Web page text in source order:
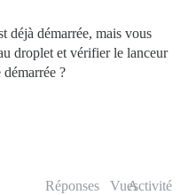
déjà démarrée, mais vous
droplet et vérifier le lanceur
?
Réponses VuesActivité